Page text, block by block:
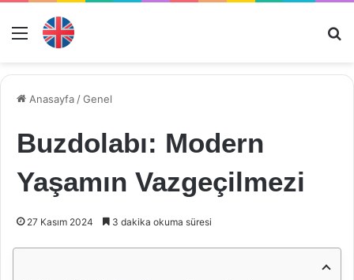
Menü
Anasayfa /Genel
Buzdolabı: Modern
Yaşamın Vazgeçilmezi
27 Kasım 2024 3 dakika okuma süresi